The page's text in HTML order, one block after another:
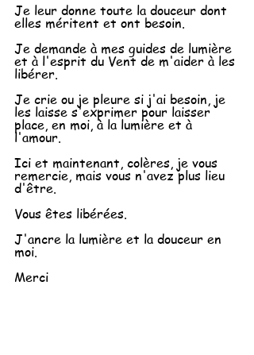
Je leur donne toute la douceur dont
elles méritent et ont besoin.
Je demande à mes guides de lumière
et à l'esprit du Vent de m'aider à les
libérer.
Je crie ou je pleure si j'ai besoin, je
les laisse s'exprimer pour laisser
place, en moi, à la lumière et à
l'amour.
Ici et maintenant, colères, je vous
remercie, mais vous n'avez plus lieu
d'être.
Vous êtes libérées.
J'ancre la lumière et la douceur en
moi.
Merci